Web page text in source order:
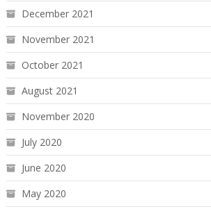
December 2021
November 2021
October 2021
August 2021
November 2020
July 2020
June 2020
May 2020